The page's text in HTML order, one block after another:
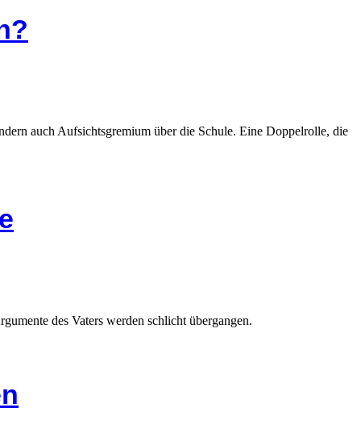
auch Aufsichtsgremium über die Schule. Eine Doppelrolle, die
des Vaters werden schlicht übergangen.